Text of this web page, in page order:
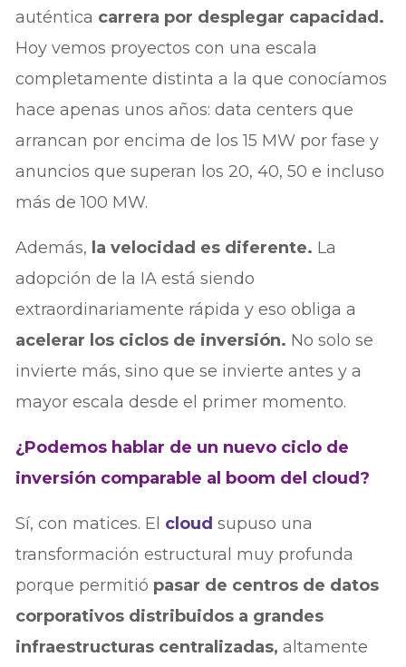
auténtica carrera por desplegar capacidad.
Hoy vemos proyectos con una escala
completamente distinta a la que conocíamos
hace apenas unos años: data centers que
arrancan por encima de los 15 MW por fase y
anuncios que superan los 20, 40, 50 e incluso
más de 100 MW.
Además, la velocidad es diferente. La
adopción de la IA está siendo
extraordinariamente rápida y eso obliga a
acelerar los ciclos de inversión. No solo se
invierte más, sino que se invierte antes y a
mayor escala desde el primer momento.
¿Podemos hablar de un nuevo ciclo de
inversión comparable al boom del cloud?
Sí, con matices. El cloud supuso una
transformación estructural muy profunda
porque permitió pasar de centros de datos
corporativos distribuidos a grandes
infraestructuras centralizadas, altamente